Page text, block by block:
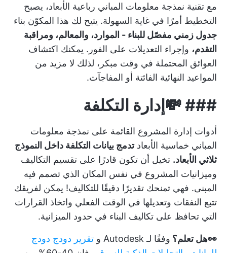
مع تقنية نمذجة معلومات المباني رباعية الأبعاد، يصبح
التخطيط أمرًا في غاية السهولة. يتيح لك هذا المكوّن بناء
جدول زمني مفصّل للبناء - الموارد، والمعالم، ومراقبة
التقدم، وإجراء التعديلات على الفور. يمكنك اكتشاف
العوائق المحتملة في وقت مبكر، لذلك لا مزيد من
المواعيد النهائية الفائتة أو المفاجآت.
### 💸إدارة التكلفة
أدوات إدارة المشروع القائمة على نمذجة معلومات
المباني خماسية الأبعادتدمج بيانات التكلفة داخل النموذج
ثلاثي الأبعاد. تخيل أن تكون قادرًا على تقسيم التكاليف
وميزانيات المشروع في نفس المكان الذي تصمم فيه
المبنى. فهي تمنحك تقديرًا دقيقًا للتكاليف! يمكن لفريقك
تتبع النفقات وتعديلها في الوقت الفعلي واتخاذ القرارات
التي تحافظ على تكاليف البناء في حدود الميزانية.
👀هل تعلم؟ وفقًا لـ Autodesk و
تقرير دودج دودج